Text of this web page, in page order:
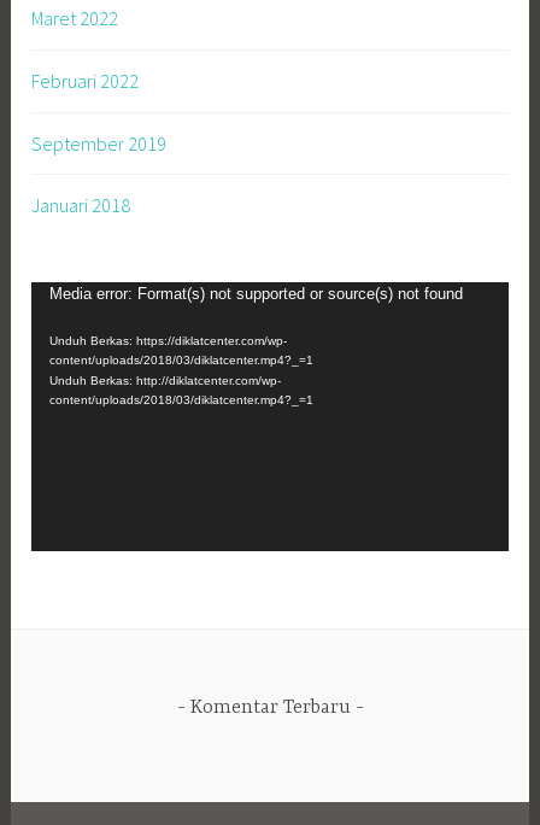
Maret 2022
Februari 2022
September 2019
Januari 2018
Pemutar
Media error: Format(s) not supported or source(s) not found
Unduh Berkas: https://diklatcenter.com/wp-
content/uploads/2018/03/diklatcenter.mp4?_=1
Unduh Berkas: http://diklatcenter.com/wp-
content/uploads/2018/03/diklatcenter.mp4?_=1
Komentar Terbaru